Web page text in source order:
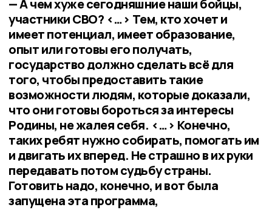
— А чем хуже сегодняшние наши бойцы,
участники СВО? <…> Тем, кто хочет и
имеет потенциал, имеет образование,
опыт или готовы его получать,
государство должно сделать всё для
того, чтобы предоставить такие
возможности людям, которые доказали,
что они готовы бороться за интересы
Родины, не жалея себя. <…> Конечно,
таких ребят нужно собирать, помогать им
и двигать их вперед. Не страшно в их руки
передавать потом судьбу страны.
Готовить надо, конечно, и вот была
запущена эта программа,